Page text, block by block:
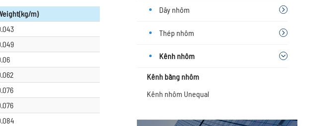
m)
Dây nhôm
Thép nhôm
Kênh nhôm
Kênh bằng nhôm
Kênh nhôm Unequal